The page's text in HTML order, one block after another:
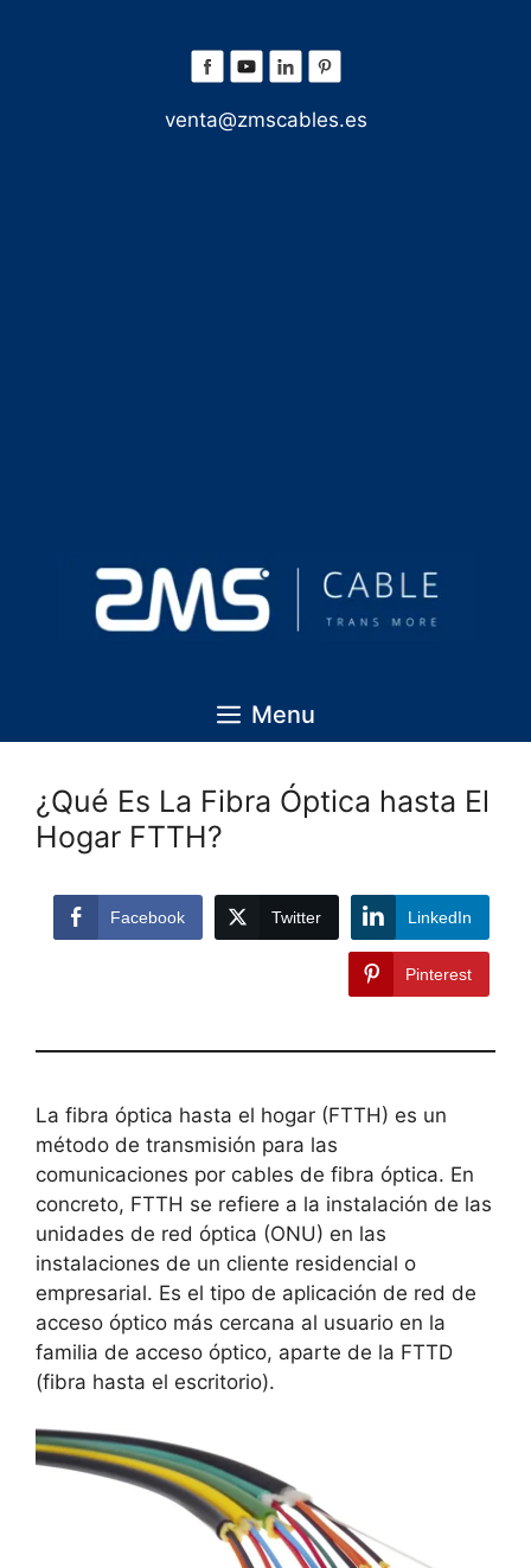
venta@zmscables.es
Menu
¿Qué Es La Fibra Óptica hasta El
Hogar FTTH?
Facebook Twitter LinkedIn
Pinterest
La fibra óptica hasta el hogar (FTTH) es un
método de transmisión para las
comunicaciones por cables de fibra óptica. En
concreto, FTTH se refiere a la instalación de las
unidades de red óptica (ONU) en las
instalaciones de un cliente residencial o
empresarial. Es el tipo de aplicación de red de
acceso óptico más cercana al usuario en la
familia de acceso óptico, aparte de la FTTD
(fibra hasta el escritorio).